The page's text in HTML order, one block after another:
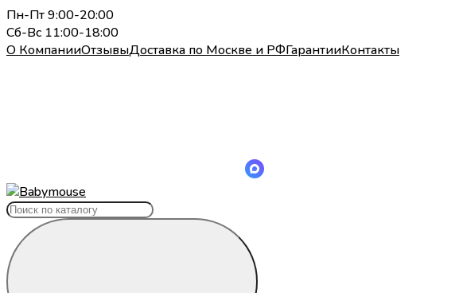
Пн-Пт 9:00-20:00
Сб-Вс 11:00-18:00
О КомпанииОтзывыДоставка по Москве и РФГарантииКонтакты